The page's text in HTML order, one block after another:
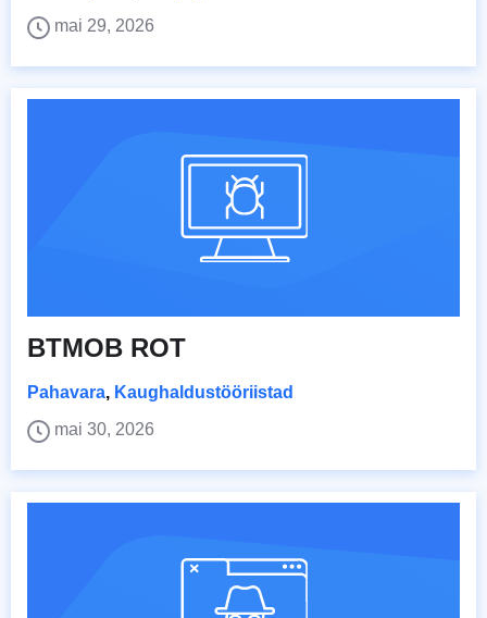
mai 29, 2026
BTMOB ROT
Pahavara, Kaughaldustööriistad
mai 30, 2026